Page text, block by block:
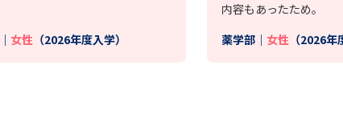
ユーザーサポート
女性 （2026年度入学）
内容もあったため。
薬学部｜ 女性（2026年